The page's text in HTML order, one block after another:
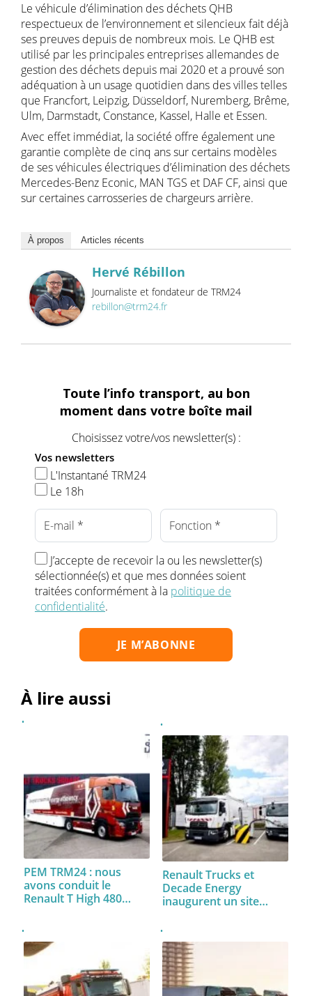
Le véhicule d’élimination des déchets QHB
respectueux de l’environnement et silencieux fait déjà
ses preuves depuis de nombreux mois. Le QHB est
utilisé par les principales entreprises allemandes de
gestion des déchets depuis mai 2020 et a prouvé son
adéquation à un usage quotidien dans des villes telles
que Francfort, Leipzig, Düsseldorf, Nuremberg, Brême,
Ulm, Darmstadt, Constance, Kassel, Halle et Essen.
Avec effet immédiat, la société offre également une
garantie complète de cinq ans sur certains modèles
de ses véhicules électriques d’élimination des déchets
Mercedes-Benz Econic, MAN TGS et DAF CF, ainsi que
sur certaines carrosseries de chargeurs arrière.
À propos Articles récents
Hervé Rébillon
Journaliste et fondateur de TRM24
rebillon@trm24.fr
Toute l’info transport, au bon
moment dans votre boîte mail
Choisissez votre/vos newsletter(s) :
Vos newsletters
L'Instantané TRM24
Le 18h
J’accepte de recevoir la ou les newsletter(s)
sélectionnée(s) et que mes données soient
traitées conformément à la politique de
confidentialité.
À lire aussi
PEM TRM24 : nous
avons conduit le
Renault T High 480…
Renault Trucks et
Decade Energy
inaugurent un site…